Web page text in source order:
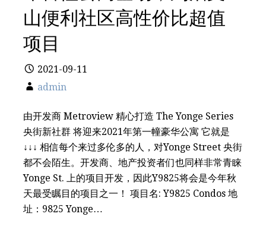
山便利社区高性价比超值
项目
2021-09-11
admin
由开发商 Metroview 精心打造 The Yonge Series
央街新社群 将迎来2021年第一幢豪华公寓 它就是
↓↓↓ 相信每个来过多伦多的人，对Yonge Street 央街
都不会陌生。开发商、地产投资者们也同样非常青睐
Yonge St. 上的项目开发，因此Y9825将会是今年秋
天最受瞩目的项目之一！ 项目名: Y9825 Condos 地
址：9825 Yonge…